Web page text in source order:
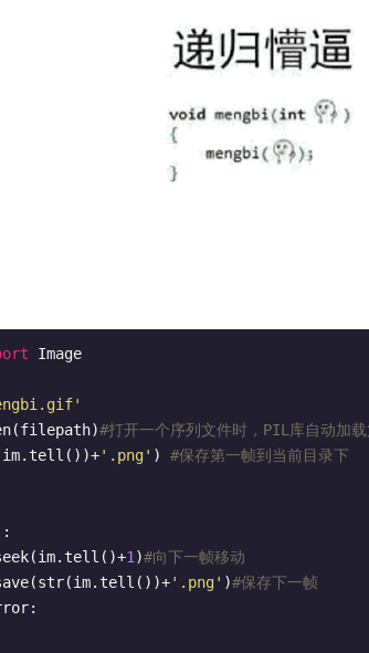
Image
#打开一个序列文件时，PIL库自动加
'.png' ) #保存第一帧到当前目录下
im.seek(im.tell()+
1 )#向下一帧移动
im.save(str(im.tell())+
'.png' )#保存下一帧